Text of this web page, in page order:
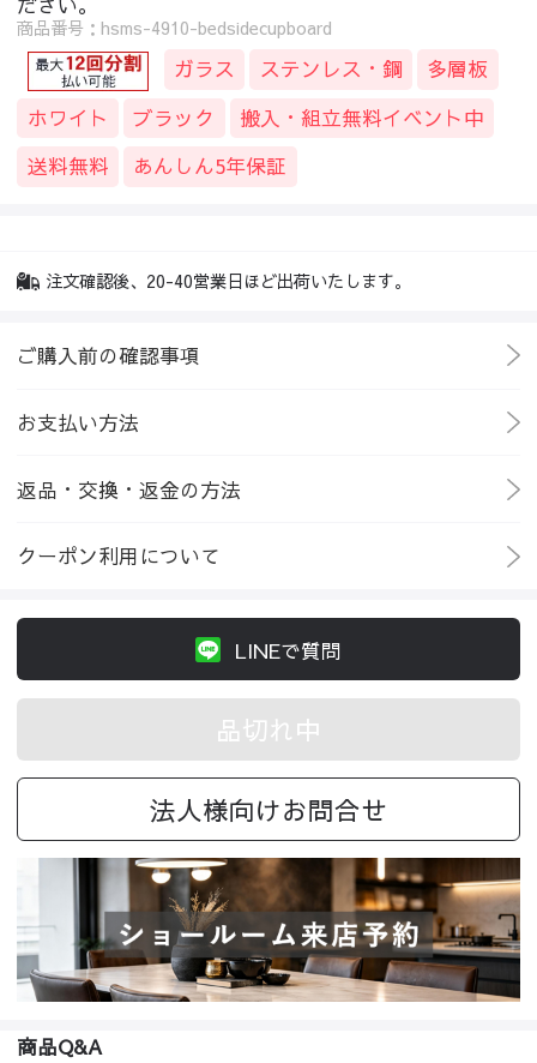
商品番号：hsms-4910-bedsidecupboard
ガラス ステンレス・鋼
多層板
ホワイト
ブラック
搬入・組立無料イベント中
送料無料
あんしん5年保証
注文確認後、20-40営業日ほど出荷いたします。
ご購入前の確認事項
お支払い方法
返品・交換・返金の方法
クーポン利用について
LINEで質問
品切れ中
法人様向けお問合せ
商品Q&A